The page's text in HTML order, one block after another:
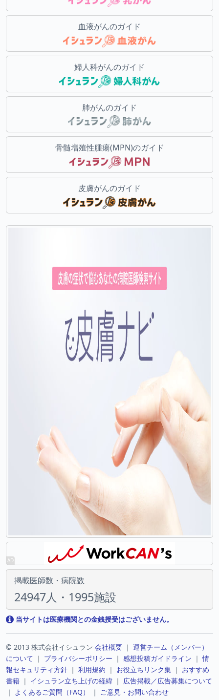
血液がんのガイド
婦人科がんのガイド
肺がんのガイド
骨髄増殖性腫瘍(MPN)のガイド
皮膚がんのガイド
掲載医師数・病院数
24947人・1995施設
当サイトは医療機関との金銭授受はございません。
© 2013 株式会社イシュラン 会社概要 ｜ 運営チーム（メンバー）
について ｜ プライバシーポリシー ｜ 感想投稿ガイドライン ｜情
報セキュリティ方針 ｜ 利用規約 ｜ お役立ちリンク集 ｜ おすすめ
書籍 ｜ イシュラン立ち上げの経緯 ｜ 広告掲載／広告募集について
｜ よくあるご質問（FAQ） ｜ ご意見・お問い合わせ